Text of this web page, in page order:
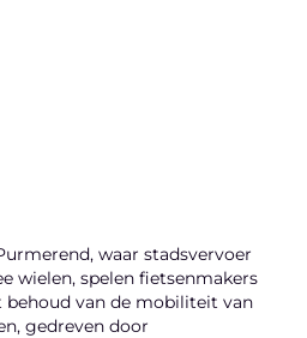
waar stadsvervoer
wielen, spelen fietsenmakers
behoud van de mobiliteit van
gedreven door